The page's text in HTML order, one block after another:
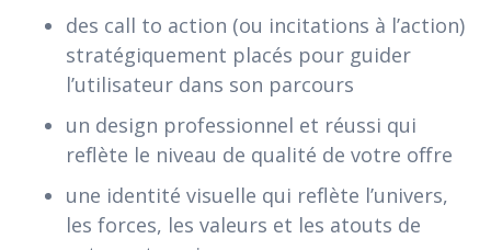
des call to action (ou incitations à l’action)
stratégiquement placés pour guider
l’utilisateur dans son parcours
un design professionnel et réussi qui
reflète le niveau de qualité de votre offre
une identité visuelle qui reflète l’univers,
les forces, les valeurs et les atouts de